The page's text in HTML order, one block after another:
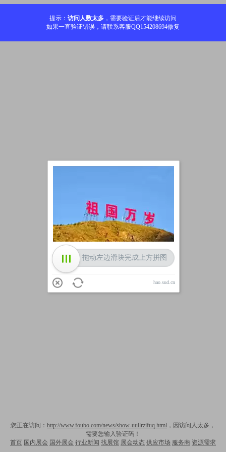
提示： 访问人数太多 ，需要验证后才能继续访问
如果一直验证错误，请联系客服QQ154208694修复
您正在访问： http://www.foubo.com/news/show-uullrzifuq.html ，因访问人太多，
需要您输入验证码！
首页 国内展会 国外展会 行业新闻 找展馆 展会动态 供应市场 服务商 资源需求
拖动左边滑块完成上方拼图
hao.sud.cn